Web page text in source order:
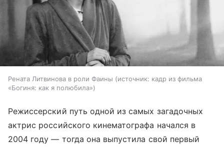
Рената Литвинова в роли Фаины источник: кадр из фильма
«Богиня: как я полюбила»
Режиссерский путь одной из самых загадочных
актрис российского кинематографа начался в
2004 году — тогда она выпустила свой первый